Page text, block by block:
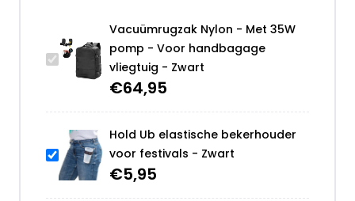
Vacuümrugzak Nylon - Met 35W
pomp - Voor handbagage
vliegtuig - Zwart
€64,95
Hold Ub elastische bekerhouder
voor festivals - Zwart
€5,95